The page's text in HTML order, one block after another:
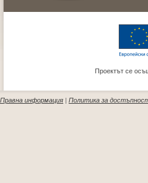
Проектът се
Правна информация Политика за